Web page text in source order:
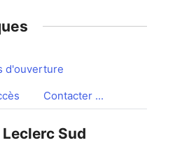
d'ouverture
Contacter ...
Sud